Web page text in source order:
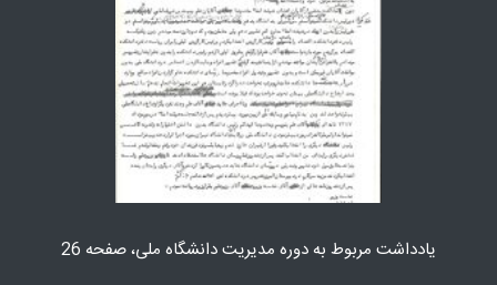
یادداشت مربوط به دوره مدیریت دانشگاه ملی، صفحه 26